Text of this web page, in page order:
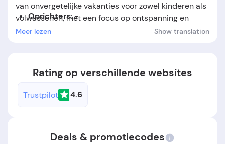
van onvergetelijke vakanties voor zowel kinderen als
volwassenen, met een focus op ontspanning en
plezier voor het hele gezin.
Oprichters: -
Meer lezen Show translation
Rating op verschillende websites
Trustpilot 4.6
Deals & promotiecodes